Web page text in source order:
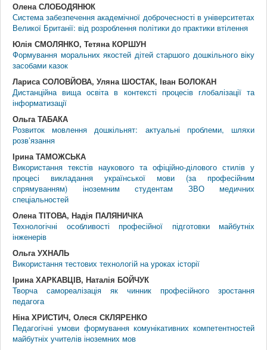
Олена СЛОБОДЯНЮК
Система забезпечення академічної доброчесності в університетах
Великої Британії: від розроблення політики до практики втілення
Юлія СМОЛЯНКО, Тетяна КОРШУН
Формування моральних якостей дітей старшого дошкільного віку
засобами казок
Лариса СОЛОВЙОВА, Уляна ШОСТАК, Іван БОЛОКАН
Дистанційна вища освіта в контексті процесів глобалізації та
інформатизації
Ольга ТАБАКА
Розвиток мовлення дошкільнят: актуальні проблеми, шляхи
розв’язання
Ірина ТАМОЖСЬКА
Використання текстів наукового та офіційно-ділового стилів у
процесі викладання української мови (за професійним
спрямуванням) іноземним студентам ЗВО медичних
спеціальностей
Олена ТІТОВА, Надія ПАЛЯНИЧКА
Технологічні особливості професійної підготовки майбутніх
інженерів
Ольга УХНАЛЬ
Використання тестових технологій на уроках історії
Ірина ХАРКАВЦІВ, Наталія БОЙЧУК
Творча самореалізація як чинник професійного зростання
педагога
Ніна ХРИСТИЧ, Олеся СКЛЯРЕНКО
Педагогічні умови формування комунікативних компетентностей
майбутніх учителів іноземних мов